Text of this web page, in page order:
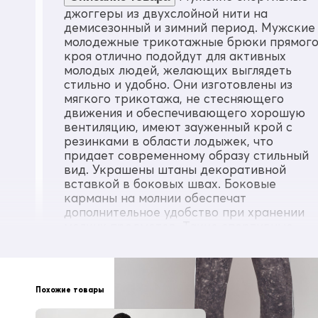
джоггеры из двухслойной нити на
демисезонный и зимний период. Мужские
молодежные трикотажные брюки прямого
кроя отлично подойдут для активных
молодых людей, желающих выглядеть
стильно и удобно. Они изготовлены из
мягкого трикотажа, не стесняющего
движения и обеспечивающего хорошую
вентиляцию, имеют зауженный крой с
резинками в области лодыжек, что
придает современному образу стильный
вид. Украшены штаны декоративной
вставкой в боковых швах. Боковые
карманы на молнии обеспечат
дополнительное удобство при хранении
повседневной носки в качестве удобных
и практичных штанов, так и в качестве
одежды для занятия спортом,
обеспечивающей свободу и хорошую
вентиляцию движений. Стильный
Похожие товары